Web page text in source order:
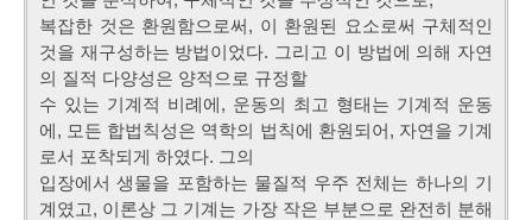
복잡한 것은 환원함으로써, 이 환원된 요소로써 구체적인
것을 재구성하는 방법이었다. 그리고 이 방법에 의해 자연
의 질적 다양성은 양적으로 규정할
수 있는 기계적 비례에, 운동의 최고 형태는 기계적 운동
에, 모든 합법칙성은 역학의 법칙에 환원되어, 자연을 기계
로서 포착되게 하였다. 그의
입장에서 생물을 포함하는 물질적 우주 전체는 하나의 기
계였고, 이론상 그 기계는 가장 작은 부분으로 완전히 분해